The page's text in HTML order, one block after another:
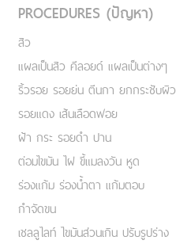
PROCEDURES (ปัญหา)
สิว
แผลเป็นสิว คีลอยด์ แผลเป็นต่างๆ
ริ้วรอย รอยย่น ตีนกา ยกกระชับผิว
รอยแดง เส้นเลือดฟอย
ฝ้า กระ รอยดำ ปาน
ต่อมไขมัน ไฝ ขี้แมลงวัน หูด
ร่องแก้ม ร่องน้ำตา แก้มตอบ
กำจัดขน
เชลลูไลท์ ไขมันส่วนเกิน ปรับรูปร่าง